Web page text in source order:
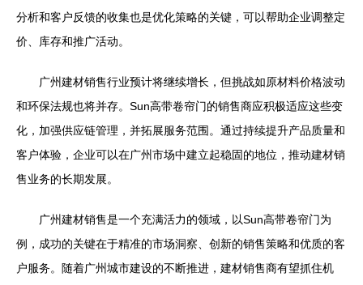
分析和客户反馈的收集也是优化策略的关键，可以帮助企业调整定
价、库存和推广活动。
广州建材销售行业预计将继续增长，但挑战如原材料价格波动
和环保法规也将并存。Sun高带卷帘门的销售商应积极适应这些变
化，加强供应链管理，并拓展服务范围。通过持续提升产品质量和
客户体验，企业可以在广州市场中建立起稳固的地位，推动建材销
售业务的长期发展。
广州建材销售是一个充满活力的领域，以Sun高带卷帘门为
例，成功的关键在于精准的市场洞察、创新的销售策略和优质的客
户服务。随着广州城市建设的不断推进，建材销售商有望抓住机